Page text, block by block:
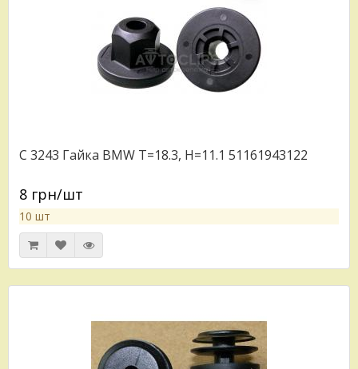
C 3243 Гайка BMW T=18.3, H=11.1 51161943122
8 грн/шт
10 шт